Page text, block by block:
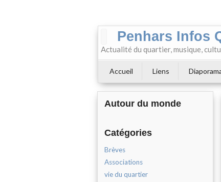
Penhars Infos
Actualité du quartier, musique,
Accueil Liens
Autour du monde
Catégories
Brèves
Associations
vie du quartier